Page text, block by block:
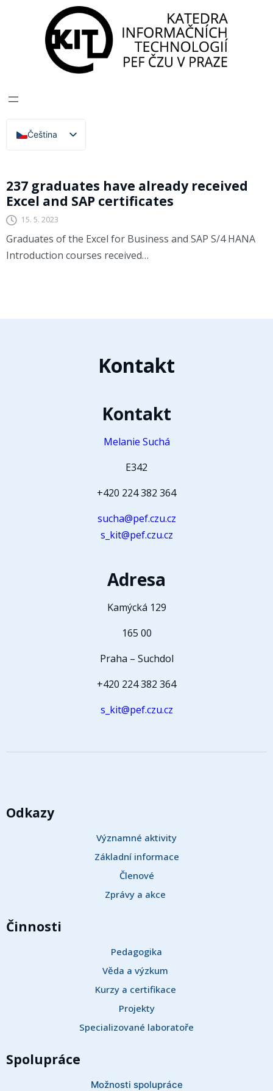
Čeština
English
Katedra informačních technologií >Excel
Excel
Kurzy
237 graduates have already received
Excel and SAP certificates
15. 5. 2023
Graduates of the Excel for Business and SAP S/4 HANA
Introduction courses received…
Kontakt
Kontakt
Melanie Suchá
E342
+420 224 382 364
sucha@pef.czu.cz
s_kit@pef.czu.cz
Adresa
Kamýcká 129
165 00
Praha – Suchdol
+420 224 382 364
s_kit@pef.czu.cz
Odkazy
Významné aktivity
Základní informace
Členové
Zprávy a akce
Činnosti
Pedagogika
Věda a výzkum
Kurzy a certifikace
Projekty
Specializované laboratoře
Spolupráce
Možnosti spolupráce